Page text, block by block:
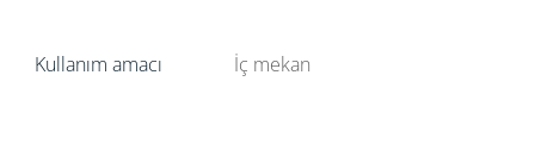
Kullanım amacı İç mekan